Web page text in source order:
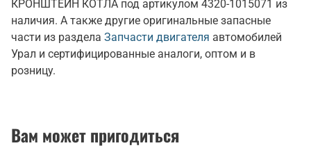
КРОНШТЕЙН КОТЛА под артикулом 4320-1015071 из
наличия. А также другие оригинальные запасные
части из раздела Запчасти двигателя автомобилей
Урал и сертифицированные аналоги, оптом и в
розницу.
Вам может пригодиться